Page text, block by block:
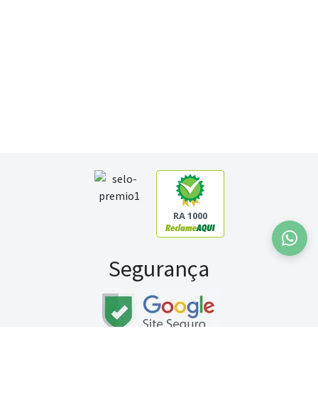
RA 1000
Segurança